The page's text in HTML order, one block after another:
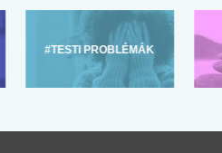
#TESTI PROBLÉMÁK